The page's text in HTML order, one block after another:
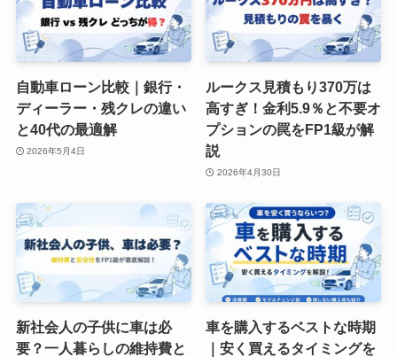
自動車ローン比較｜銀行・
ディーラー・残クレの違い
と40代の最適解
2026年5月4日
ルークス見積もり370万は
高すぎ！金利5.9％と不要オ
プションの罠をFP1級が解
説
2026年4月30日
新社会人の子供に車は必
要？一人暮らしの維持費と
車を購入するベストな時期
｜安く買えるタイミングを